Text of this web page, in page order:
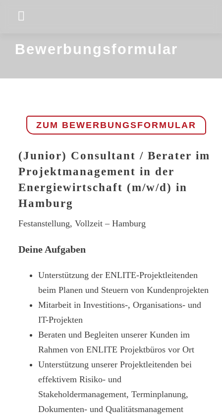
content
Toggle
Latest News
Bewerbungsformular
ZUM BEWERBUNGSFORMULAR
(Junior) Consultant / Berater im
Projektmanagement in der
Energiewirtschaft (m/w/d) in
Hamburg
Festanstellung, Vollzeit – Hamburg
Deine Aufgaben
Unterstützung der ENLITE-Projektleitenden
beim Planen und Steuern von Kundenprojekten
Mitarbeit in Investitions-, Organisations- und
IT-Projekten
Beraten und Begleiten unserer Kunden im
Rahmen von ENLITE Projektbüros vor Ort
Unterstützung unserer Projektleitenden bei
effektivem Risiko- und
Stakeholdermanagement, Terminplanung,
Dokumenten- und Qualitätsmanagement